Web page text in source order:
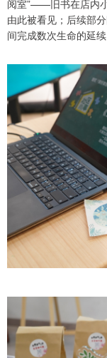
阅室”——旧书在店内
由此被看见；后续部
间完成数次生命的延续